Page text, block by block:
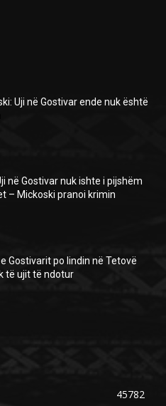
Uji në Gostivar ende nuk është
në Gostivar nuk ishte i pijshëm
– Mickoski pranoi krimin
Gostivarit po lindin në Tetovë
të ujit të ndotur
45782